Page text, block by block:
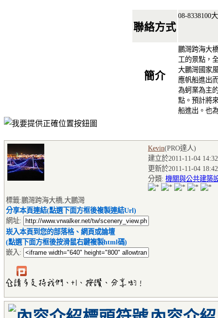
聯絡方式
08-8338100
簡介
鵬灣跨海大
工的景點，
大鵬灣國家
應帆船進出
為蚵業為主
點。預計將
船進出。也
Kevin(PRO達人)
建立於2011-11-04
更新於2011-11-04
分類: 機關與公共建築
標籤:鵬灣跨海大橋,大鵬灣
分享本頁連結(點選下面方框後複製連結Url)
網址:
崁入本頁到您的部落格、網頁或論壇
(點選下面方框後按滑鼠右鍵複製html碼)
嵌入: